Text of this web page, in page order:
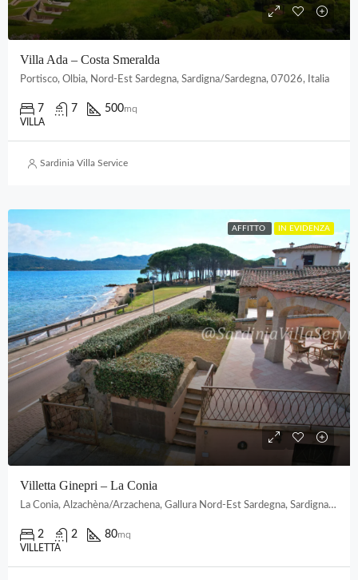
Villa Ada – Costa Smeralda
Portisco, Olbia, Nord-Est Sardegna, Sardigna/Sardegna, 07026, Italia
7 7 500mq
VILLA
Sardinia Villa Service
AFFITTO IN EVIDENZA
Villetta Ginepri – La Conia
La Conia, Alzachèna/Arzachena, Gallura Nord-Est Sardegna, Sardigna/Sardegna, 07021, Italia
2 2 80mq
VILLETTA